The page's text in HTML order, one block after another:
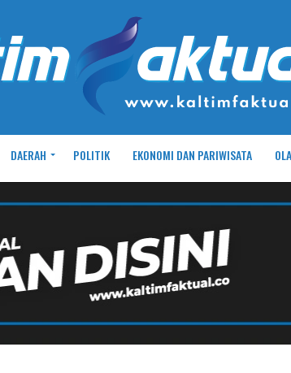
DAERAH POLITIK EKONOMI DAN PARIWISATA